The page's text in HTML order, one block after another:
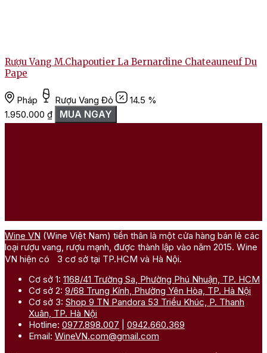
Rượu Vang M.Chapoutier La Bernardine Chateauneuf Du
Pape
Pháp Rượu Vang Đỏ
14.5 %
1.950.000 ₫ MUA NGAY
Wine VN (Wine Việt Nam) tiền thân là một cửa hàng bán lẻ các
loại rượu vang, rượu mạnh, được thành lập vào năm 2015. Wine
VN hiện có 3 cơ sở tại TP.HCM và Hà Nội.
Cơ sở 1: 1168/41 Trường Sa, Phường Phú Nhuận, TP. HCM
Cơ sở 2: 9/68 Trung Kính, Phường Yên Hòa, TP. Hà Nội
Cơ sở 3: Shop 9 TN Pandora 53 Triều Khúc, P. Thanh
Xuân, TP. Hà Nội
Hotline: 0977.898.007
0942.660.369
Email: WineVN.com@gmail.com